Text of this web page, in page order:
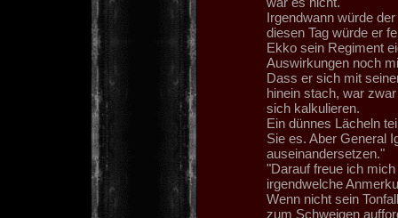
Irgendwann würde
diesen Tag würde er
Ekko sein Regiment
Auswirkungen noch
Dass er sich mit
hinein stach, war
sich kalkulieren.
Ein dünnes Lächeln
Sie es. Aber General
auseinandersetzen."
"Darauf freue ich
irgendwelche
Wenn nicht sein
zum Schweigen